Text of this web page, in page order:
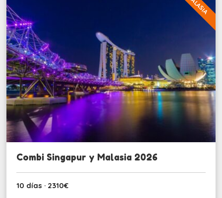
Combi Singapur y Malasia 2026
10 días · 2310€